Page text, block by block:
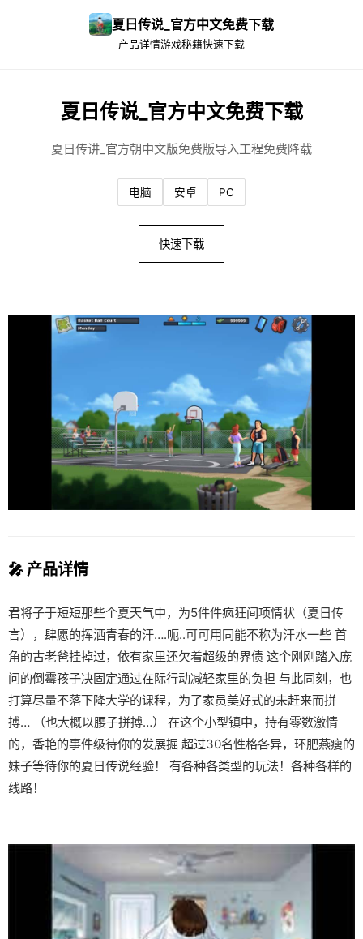
夏日传说_官方中文免费下载
产品详情游戏秘籍快速下载
夏日传说_官方中文免费下载
夏日传讲_官方朝中文版免费版导入工程免费降载
电脑 安卓 PC
快速下载
🎤 产品详情
君将子于短短那些个夏天气中，为5件件疯狂间项情状（夏日传
言），肆愿的挥洒青春的汗….呃..可可用同能不称为汗水一些 首
角的古老爸挂掉过，依有家里还欠着超级的界债 这个刚刚踏入庞
问的倒霉孩子决固定通过在际行动减轻家里的负担 与此同刻，也
打算尽量不落下降大学的课程，为了家员美好式的未赶来而拼
搏… （也大概以腰子拼搏…） 在这个小型镇中，持有零数激情
的，香艳的事件级待你的发展掘 超过30名性格各异，环肥燕瘦的
妹子等待你的夏日传说经验！ 有各种各类型的玩法！各种各样的
线路！